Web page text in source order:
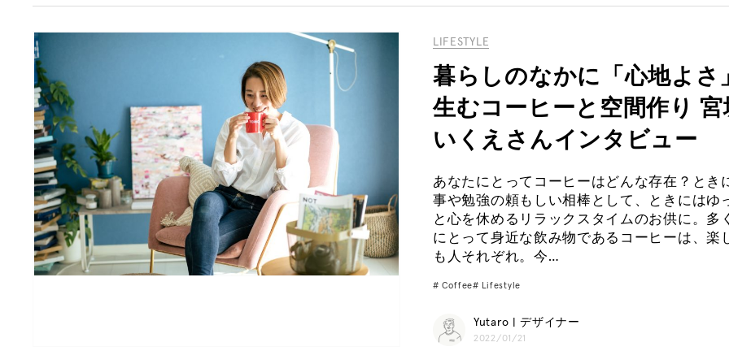
LIFESTYLE
暮らしのなかに「心地よさ
生むコーヒーと空間作り 宮
いくえさんインタビュー
あなたにとってコーヒーはどんな存在？とき
事や勉強の頼もしい相棒として、ときにはゆ
と心を休めるリラックスタイムのお供に。多
にとって身近な飲み物であるコーヒーは、楽
も人それぞれ。今…
Coffee Lifestyle
Yutaro | デザイナー
2022/01/21